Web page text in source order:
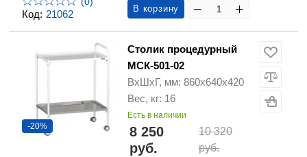
Код: 21062 В корзину
-20%
Столик процедурный
МСК-501-02
ВхШхГ, мм: 860х640х420
Вес, кг: 16
Есть в наличии
8 250
руб.
10 320
руб.